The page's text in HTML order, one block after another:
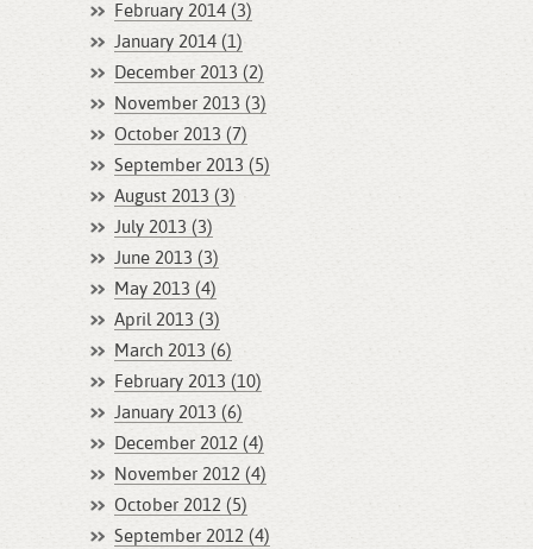
February 2014 (3)
January 2014 (1)
December 2013 (2)
November 2013 (3)
October 2013 (7)
September 2013 (5)
August 2013 (3)
July 2013 (3)
June 2013 (3)
May 2013 (4)
April 2013 (3)
March 2013 (6)
February 2013 (10)
January 2013 (6)
December 2012 (4)
November 2012 (4)
October 2012 (5)
September 2012 (4)